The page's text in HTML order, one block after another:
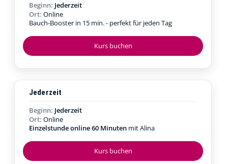
Kurs buchen
Beginn: Jederzeit
Ort: Online
Bauch-Booster in 15 min. - perfekt für jeden Tag
Kurs buchen
Jederzeit
Beginn: Jederzeit
Ort: Online
Einzelstunde online 60 Minuten mit Alina